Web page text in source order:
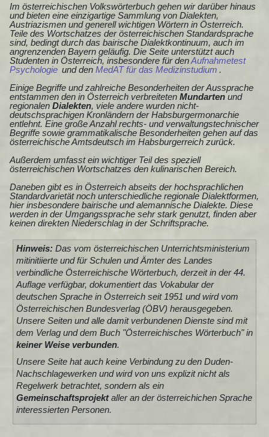
Im österreichischen Volkswörterbuch gehen wir darüber hinaus
und bieten eine einzigartige Sammlung von Dialekten,
Austriazismen und generell wichtigen Wörtern in Österreich.
Teile des Wortschatzes der österreichischen Standardsprache
sind, bedingt durch das bairische Dialektkontinuum, auch im
angrenzenden Bayern geläufig. Die Seite unterstützt auch
Studenten in Österreich, insbesondere für denAufnahmetest
Psychologie und den MedAT für das Medizinstudium .
Einige Begriffe und zahlreiche Besonderheiten der Aussprache
entstammen den in Österreich verbreiteten Mundarten und
regionalen Dialekten, viele andere wurden nicht-
deutschsprachigen Kronländern der Habsburgermonarchie
entlehnt. Eine große Anzahl rechts- und verwaltungstechnischer
Begriffe sowie grammatikalische Besonderheiten gehen auf das
österreichische Amtsdeutsch im Habsburgerreich zurück.
Außerdem umfasst ein wichtiger Teil des speziell
österreichischen Wortschatzes den kulinarischen Bereich.
Daneben gibt es in Österreich abseits der hochsprachlichen
Standardvarietät noch unterschiedliche regionale Dialektformen,
hier insbesondere bairische und alemannische Dialekte. Diese
werden in der Umgangssprache sehr stark genutzt, finden aber
keinen direkten Niederschlag in der Schriftsprache.
Hinweis: Das vom österreichischen Unterrichtsministerium
mitinitiierte und für Schulen und Ämter des Landes
verbindliche Österreichische Wörterbuch, derzeit in der44.
Auflageverfügbar, dokumentiert das Vokabular der
deutschen Sprache in Österreich seit 1951 und wird vom
Österreichischen Bundesverlag (ÖBV) herausgegeben.
Unsere Seiten und alle damit verbundenen Dienste sind mit
dem Verlag und dem Buch "Österreichisches Wörterbuch" in
keiner Weise verbunden.
Unsere Seite hat auch keine Verbindung zu den Duden-
Nachschlagewerkenund wird von uns explizit nicht als
Regelwerk betrachtet, sondern als ein
Gemeinschaftsprojektaller an der österreichichen Sprache
interessierten Personen.